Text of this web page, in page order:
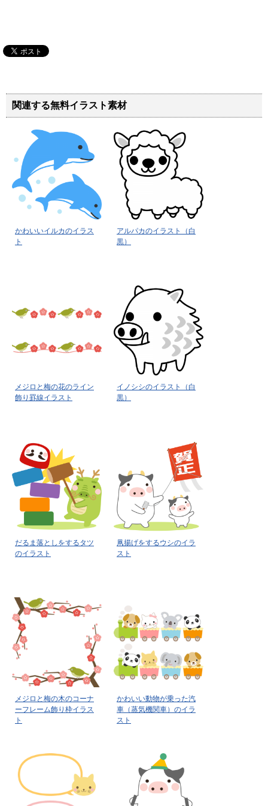
関連する無料イラスト素材
かわいいイルカのイラス
ト
アルパカのイラスト（白
黒）
メジロと梅の花のライン
飾り罫線イラスト
イノシシのイラスト（白
黒）
だるま落としをするタツ
のイラスト
凧揚げをするウシのイラ
スト
メジロと梅の木のコーナ
ーフレーム飾り枠イラス
ト
かわいい動物が乗った汽
車（蒸気機関車）のイラ
スト